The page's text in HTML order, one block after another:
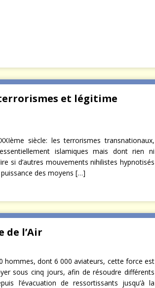
et légitime
siècle: les terrorismes transnationaux,
islamiques mais dont rien ni
si d’autres mouvements nihilistes hypnotisés
des moyens […]
de l’Air
hommes, dont 6 000 aviateurs, cette force est
sous cinq jours, afin de résoudre différents
l’évacuation de ressortissants jusqu’à la